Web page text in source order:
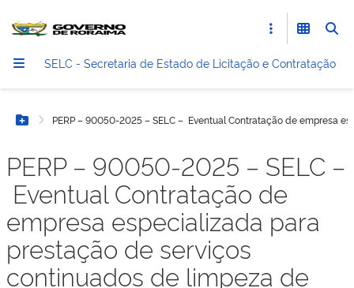
SELC - Secretaria de Estado de Licitação e Contratação
Botão Menu
PERP – 90050-2025 – SELC – Eventual Contratação de empresa
PERP – 90050-2025 – SELC –
Eventual Contratação de
empresa especializada para
prestação de serviços
continuados de limpeza de